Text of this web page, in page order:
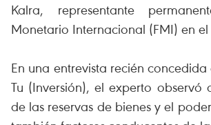
Kalra, representante
Monetario Internacional (FMI) en el
En una entrevista recién
Tu (Inversión), el experto observó
de las reservas de bienes y el